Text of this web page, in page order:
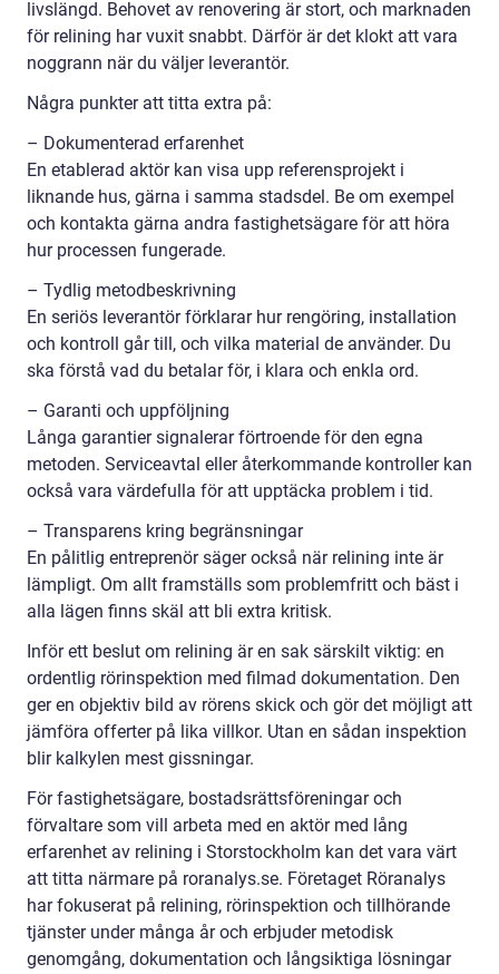
livslängd. Behovet av renovering är stort, och marknaden
för relining har vuxit snabbt. Därför är det klokt att vara
noggrann när du väljer leverantör.
Några punkter att titta extra på:
– Dokumenterad erfarenhet
En etablerad aktör kan visa upp referensprojekt i
liknande hus, gärna i samma stadsdel. Be om exempel
och kontakta gärna andra fastighetsägare för att höra
hur processen fungerade.
– Tydlig metodbeskrivning
En seriös leverantör förklarar hur rengöring, installation
och kontroll går till, och vilka material de använder. Du
ska förstå vad du betalar för, i klara och enkla ord.
– Garanti och uppföljning
Långa garantier signalerar förtroende för den egna
metoden. Serviceavtal eller återkommande kontroller kan
också vara värdefulla för att upptäcka problem i tid.
– Transparens kring begränsningar
En pålitlig entreprenör säger också när relining inte är
lämpligt. Om allt framställs som problemfritt och bäst i
alla lägen finns skäl att bli extra kritisk.
Inför ett beslut om relining är en sak särskilt viktig: en
ordentlig rörinspektion med filmad dokumentation. Den
ger en objektiv bild av rörens skick och gör det möjligt att
jämföra offerter på lika villkor. Utan en sådan inspektion
blir kalkylen mest gissningar.
För fastighetsägare, bostadsrättsföreningar och
förvaltare som vill arbeta med en aktör med lång
erfarenhet av relining i Storstockholm kan det vara värt
att titta närmare på roranalys.se. Företaget Röranalys
har fokuserat på relining, rörinspektion och tillhörande
tjänster under många år och erbjuder metodisk
genomgång, dokumentation och långsiktiga lösningar